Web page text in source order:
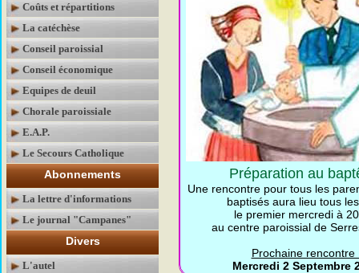
Coûts et répartitions
La catéchèse
Conseil paroissial
Conseil économique
Equipes de deuil
Chorale paroissiale
E.A.P.
Le Secours Catholique
Abonnements
La lettre d'informations
Le journal "Campanes"
Divers
L'autel
Préparation au
Une rencontre pour tous les
baptisés aura lieu tous
le premier mercredi à
au centre paroissial de
Prochaine rencontre
Mercredi 2 Septembre